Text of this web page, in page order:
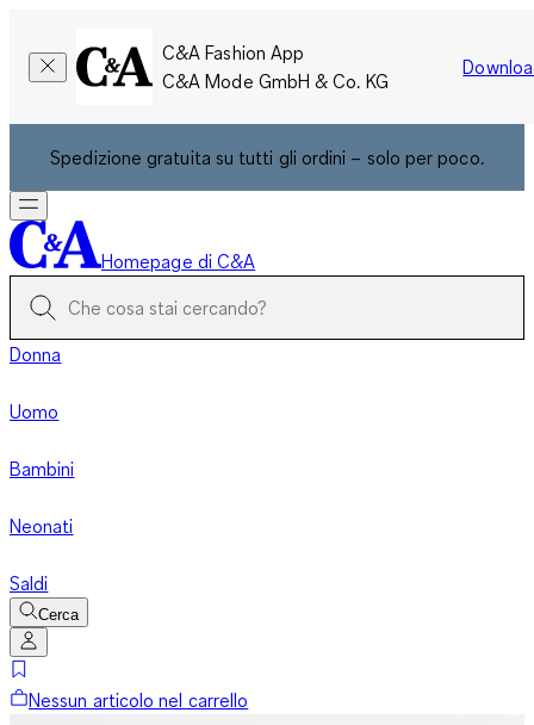
C&A Fashion App
C&A Mode GmbH & Co. KG
Spedizione gratuita su tutti gli ordini – solo per poco.
Homepage di C&A
Donna
Uomo
Bambini
Neonati
Saldi
Cerca
Nessun articolo nel carrello